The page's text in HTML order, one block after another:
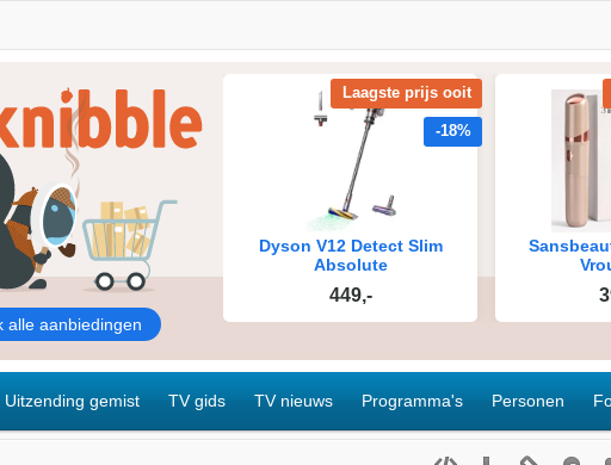
Uitzending gemist TV gids TV nieuws Programma's Personen